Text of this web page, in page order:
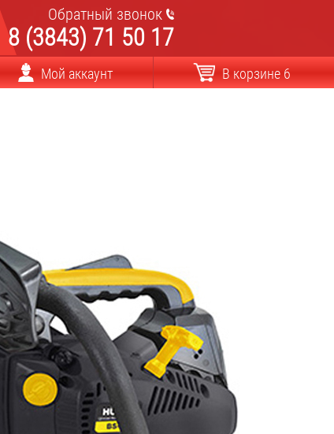
Обратный звонок
8 (3843) 71 50 17
Мой аккаунт В корзине 6